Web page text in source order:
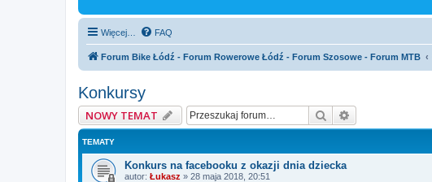
Więcej… FAQ
Forum Bike Łódź - Forum Rowerowe Łódź - Forum Szosowe - Forum MTB
Konkursy
NOWY TEMAT Szukaj
TEMATY
Konkurs na facebooku z okazji dnia dziecka
autor: Łukasz » 28 maja 2018, 20:51